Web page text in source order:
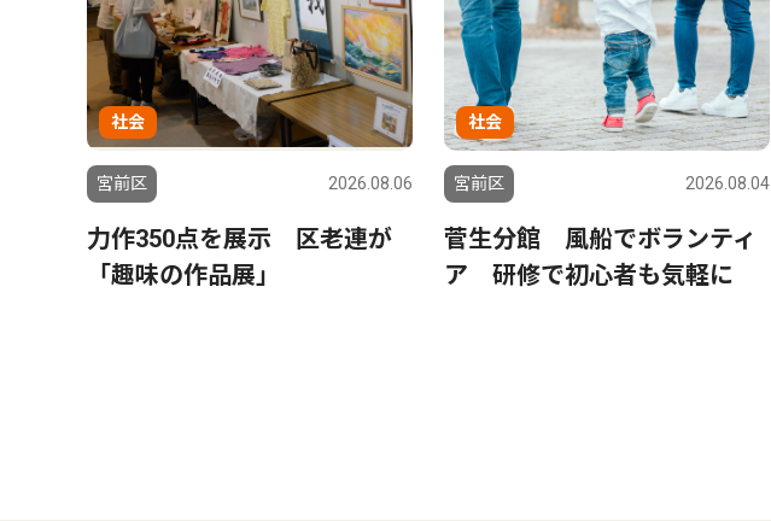
社会
宮前区 2026.08.06
力作350点を展示 区老連が
「趣味の作品展」
社会
宮前区 2026.08.04
菅生分館 風船でボランティ
ア 研修で初心者も気軽に